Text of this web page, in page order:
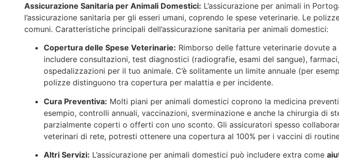
Assicurazione Sanitaria per Animali Domestici: L’assicurazione per animali in
l’assicurazione sanitaria per gli esseri umani, coprendo le spese veterinarie. Le
comuni. Caratteristiche principali dell’assicurazione sanitaria per animali domestici:
Copertura delle Spese Veterinarie: Rimborso delle fatture veterinarie dovute
includere consultazioni, test diagnostici (radiografie, esami del sangue),
ospedalizzazioni per il tuo animale​. C’è solitamente un limite annuale (per
polizze distinguono tra copertura per malattia e per incidente.
Cura Preventiva: Molti piani per animali domestici coprono la medicina
esempio, controlli annuali, vaccinazioni, sverminazione e anche la chirurgia di
parzialmente coperti o offerti con uno sconto​. Gli assicuratori spesso
veterinari di rete, potresti ottenere una copertura al 100% per i vaccini di
Altri Servizi: L’assicurazione per animali domestici può includere extra come